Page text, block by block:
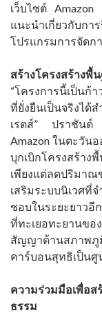
เว็บไซต์ Amazon
แนะนำเกี่ยวกับกา
โปรแกรมการจัด
สร้างโครงสร้างพื้
“โครงการนี้เป็นก้
ที่ยั่งยืนเป็นจริงได้
เรตส์” ปราชันต์
Amazon ในตะวัน
บุกเบิกโครงสร้าง
เพียงแต่ลดปริมา
เสริมระบบนิเวศที่
ชอบในระยะยาวอี
ที่ทะเยอทะยานข
สัญญาด้านสภาพภูมิ
คาร์บอนสุทธิเป็นศู
ความร่วมมือเพื่อส
ธรรม